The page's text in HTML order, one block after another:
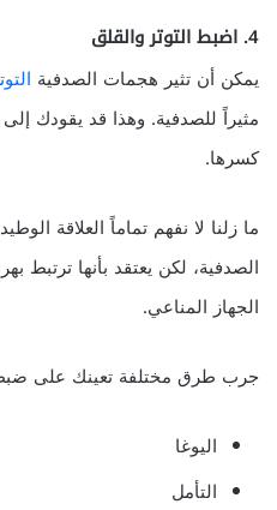
4. اضبط التوتر والقلق
يمكن أن تثير هجمات الصدفية
مثيراً للصدفية. وهذا قد يقودك
كسرها.
ما زلنا لا نفهم تماماً العلاقة
الصدفية، لكن يعتقد بأنها ترتبط
الجهاز المناعي.
جرب طرق مختلفة تعينك على
اليوغا
التأمل